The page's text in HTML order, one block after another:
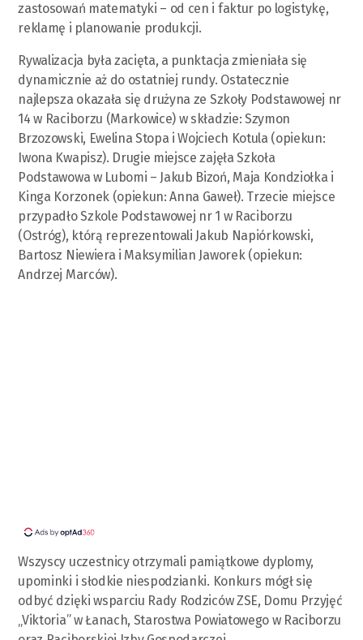
zastosowań matematyki – od cen i faktur po logistykę,
reklamę i planowanie produkcji.
Rywalizacja była zacięta, a punktacja zmieniała się
dynamicznie aż do ostatniej rundy. Ostatecznie
najlepsza okazała się drużyna ze Szkoły Podstawowej nr
14 w Raciborzu (Markowice) w składzie: Szymon
Brzozowski, Ewelina Stopa i Wojciech Kotula (opiekun:
Iwona Kwapisz). Drugie miejsce zajęła Szkoła
Podstawowa w Lubomi – Jakub Bizoń, Maja Kondziołka i
Kinga Korzonek (opiekun: Anna Gaweł). Trzecie miejsce
przypadło Szkole Podstawowej nr 1 w Raciborzu
(Ostróg), którą reprezentowali Jakub Napiórkowski,
Bartosz Niewiera i Maksymilian Jaworek (opiekun:
Andrzej Marców).
Wszyscy uczestnicy otrzymali pamiątkowe dyplomy,
upominki i słodkie niespodzianki. Konkurs mógł się
odbyć dzięki wsparciu Rady Rodziców ZSE, Domu Przyjęć
„Viktoria” w Łanach, Starostwa Powiatowego w Raciborzu